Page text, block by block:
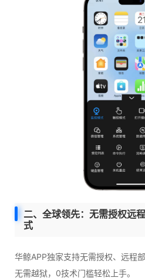
二、全球领先：无需授权远
式
华鲸APP独家支持无需授权、远程
无需越狱，0技术门槛轻松上手。